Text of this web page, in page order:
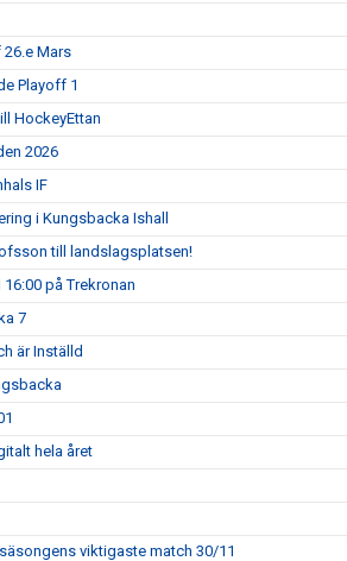
26.e Mars
Playoff 1
HockeyEttan
2026
IF
i Kungsbacka Ishall
till landslagsplatsen!
på Trekronan
7
är Inställd
hela året
viktigaste match 30/11